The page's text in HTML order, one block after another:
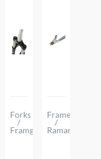
Forks
/
Framgafflar
Frames
/
Ramar